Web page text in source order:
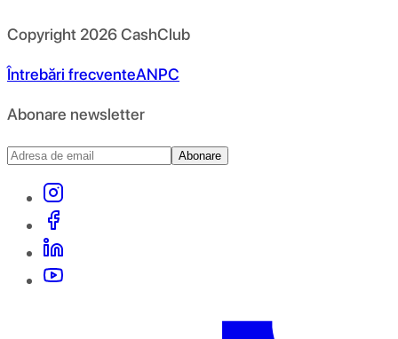
Copyright 2026CashClub
Întrebări frecventeANPC
Abonare newsletter
Abonare